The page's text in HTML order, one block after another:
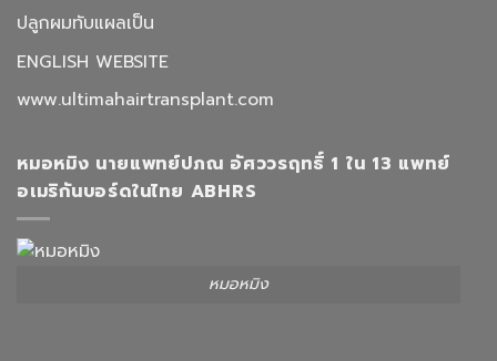
ปลูกผมทับแผลเป็น
ENGLISH WEBSITE
www.ultimahairtransplant.com
หมอหมิง นายแพทย์ปภณ อัศววรฤทธิ์ 1 ใน 13 แพทย์
อเมริกันบอร์ดในไทย ABHRS
หมอหมิง